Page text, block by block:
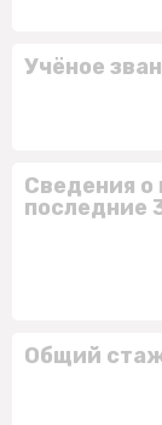
Учёное
Сведения
последние
Общий